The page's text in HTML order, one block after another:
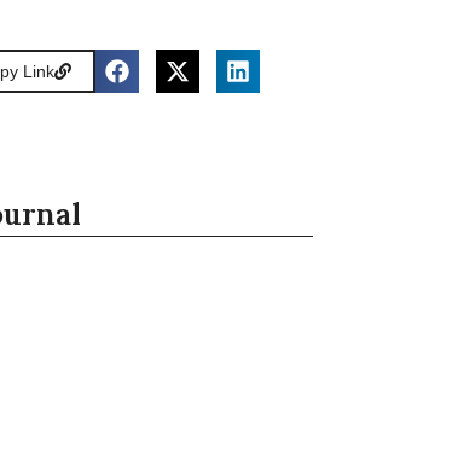
Link